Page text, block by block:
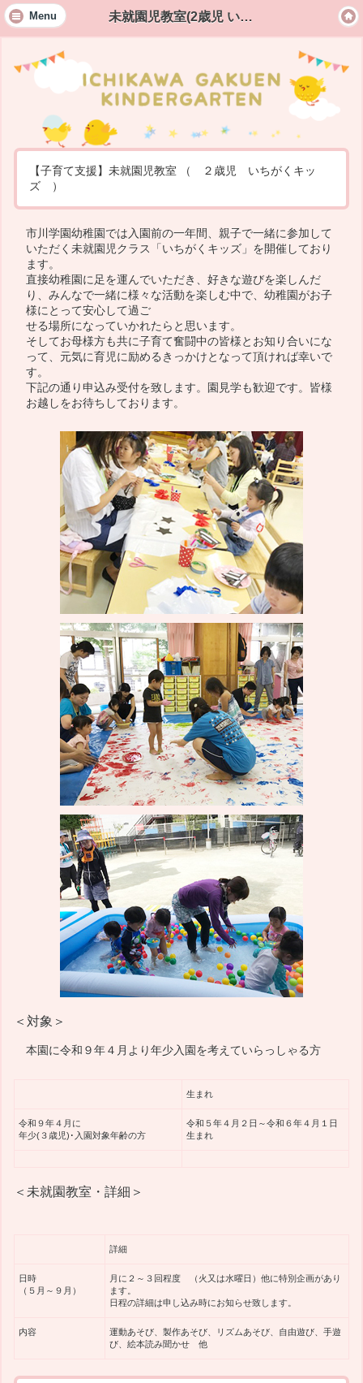
Menu 未就園児教室(2歳児 いちがくキッズmini)
【子育て支援】未就園児教室 （ ２歳児 いちがくキッ
ズ ）
市川学園幼稚園では入園前の一年間、親子で一緒に参加して
いただく未就園児クラス「いちがくキッズ」を開催しており
ます。
直接幼稚園に足を運んでいただき、好きな遊びを楽しんだ
り、みんなで一緒に様々な活動を楽しむ中で、幼稚園がお子
様にとって安心して過ご
せる場所になっていかれたらと思います。
そしてお母様方も共に子育て奮闘中の皆様とお知り合いにな
って、元気に育児に励めるきっかけとなって頂ければ幸いで
す。
下記の通り申込み受付を致します。園見学も歓迎です。皆様
お越しをお待ちしております。
＜対象＞
本園に令和９年４月より年少入園を考えていらっしゃる方
生まれ
令和９年４月に
年少(３歳児)･入園対象年齢の方
令和５年４月２日～令和６年４月１日
生まれ
＜未就園教室・詳細＞
詳細
日時
（５月～９月）
月に２～３回程度 （火又は水曜日）他に特別企画があり
ます。
日程の詳細は申し込み時にお知らせ致します。
内容
運動あそび、製作あそび、リズムあそび、自由遊び、手遊
び、絵本読み聞かせ 他